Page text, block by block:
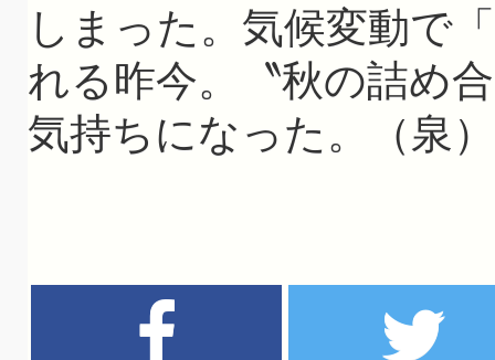
しまった。気候変動で
れる昨今。〝秋の詰め
気持ちになった。（泉）